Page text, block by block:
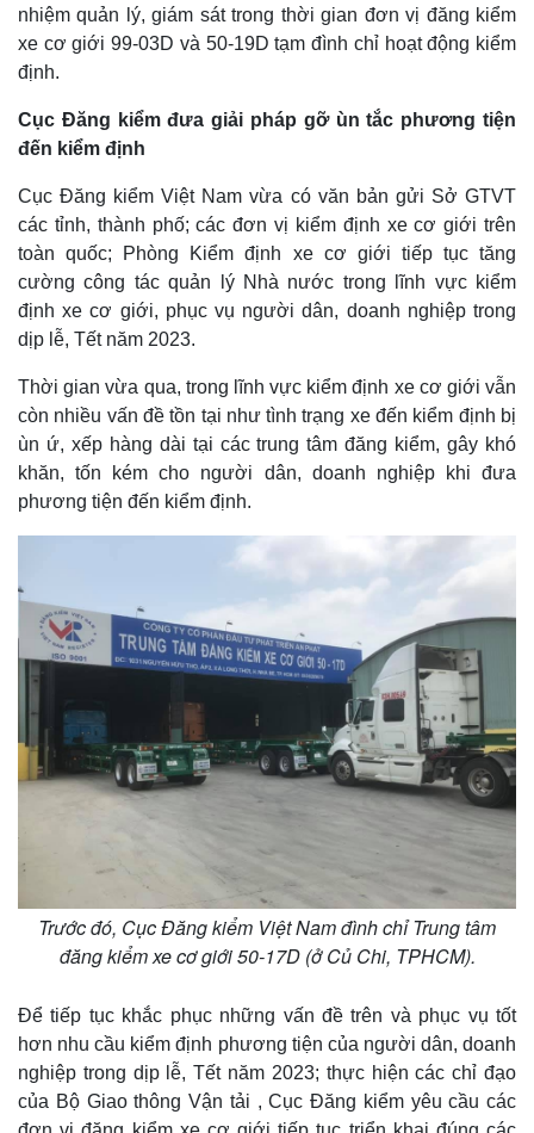
Hồ sơ
E-Magazine
Infographic
nhiệm quản lý, giám sát trong thời gian đơn vị đăng kiểm
xe cơ giới 99-03D và 50-19D tạm đình chỉ hoạt động kiểm
định.
Cục Đăng kiểm đưa giải pháp gỡ ùn tắc phương tiện
đến kiểm định
Cục Đăng kiểm Việt Nam vừa có văn bản gửi Sở GTVT
các tỉnh, thành phố; các đơn vị kiểm định xe cơ giới trên
toàn quốc; Phòng Kiểm định xe cơ giới tiếp tục tăng
cường công tác quản lý Nhà nước trong lĩnh vực kiểm
định xe cơ giới, phục vụ người dân, doanh nghiệp trong
dịp lễ, Tết năm 2023.
Thời gian vừa qua, trong lĩnh vực kiểm định xe cơ giới vẫn
còn nhiều vấn đề tồn tại như tình trạng xe đến kiểm định bị
ùn ứ, xếp hàng dài tại các trung tâm đăng kiểm, gây khó
khăn, tốn kém cho người dân, doanh nghiệp khi đưa
phương tiện đến kiểm định.
Trước đó, Cục Đăng kiểm Việt Nam đình chỉ Trung tâm
đăng kiểm xe cơ giới 50-17D (ở Củ Chi, TPHCM).
Để tiếp tục khắc phục những vấn đề trên và phục vụ tốt
hơn nhu cầu kiểm định phương tiện của người dân, doanh
nghiệp trong dịp lễ, Tết năm 2023; thực hiện các chỉ đạo
của Bộ Giao thông Vận tải , Cục Đăng kiểm yêu cầu các